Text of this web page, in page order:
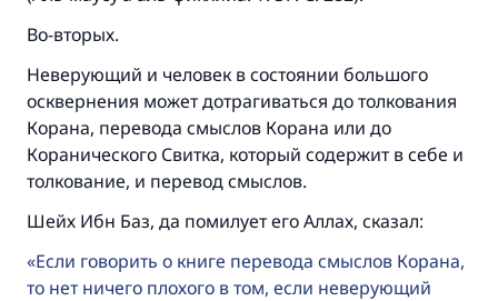
Во-вторых.
Неверующий и человек в состоянии большого
осквернения может дотрагиваться до толкования
Корана, перевода смыслов Корана или до
Коранического Свитка, который содержит в себе и
толкование, и перевод смыслов.
Шейх Ибн Баз, да помилует его Аллах, сказал:
Если говорить о книге перевода смыслов Корана,
то нет ничего плохого в том, если неверующий